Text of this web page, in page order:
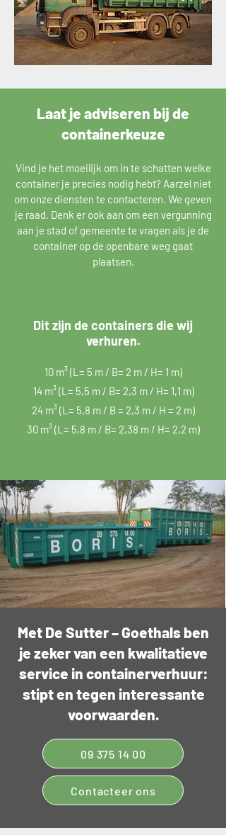
Laat je adviseren bij de
containerkeuze
Vind je het moeilijk om in te schatten welke
container je precies nodig hebt? Aarzel niet
om onze diensten te contacteren. We geven
je raad. Denk er ook aan om een vergunning
aan je stad of gemeente te vragen als je de
container op de openbare weg gaat
plaatsen.
Dit zijn de containers die wij
verhuren.
10 m³ (L= 5 m / B= 2 m / H= 1 m)
14 m³ (L= 5,5 m / B= 2,3 m / H= 1,1 m)
24 m³ (L= 5,8 m / B = 2,3 m / H = 2 m)
30 m³ (L= 5,8 m / B= 2,38 m / H= 2,2 m)
Met De Sutter – Goethals ben
je zeker van een kwalitatieve
service in containerverhuur:
stipt en tegen interessante
voorwaarden.
09 375 14 00
Contacteer ons